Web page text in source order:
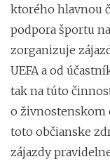
ktorého hlavnou
podpora športu
zorganizuje
UEFA a od
tak na túto
o živnostenskom
toto občianske
zájazdy